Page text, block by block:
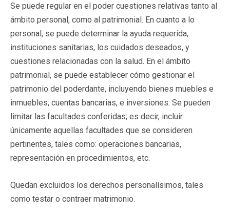
Se puede regular en el poder cuestiones relativas tanto al
ámbito personal, como al patrimonial. En cuanto a lo
personal, se puede determinar la ayuda requerida,
instituciones sanitarias, los cuidados deseados, y
cuestiones relacionadas con la salud. En el ámbito
patrimonial, se puede establecer cómo gestionar el
patrimonio del poderdante, incluyendo bienes muebles e
inmuebles, cuentas bancarias, e inversiones. Se pueden
limitar las facultades conferidas; es decir, incluir
únicamente aquellas facultades que se consideren
pertinentes, tales como: operaciones bancarias,
representación en procedimientos, etc.
Quedan excluidos los derechos personalísimos, tales
como testar o contraer matrimonio.